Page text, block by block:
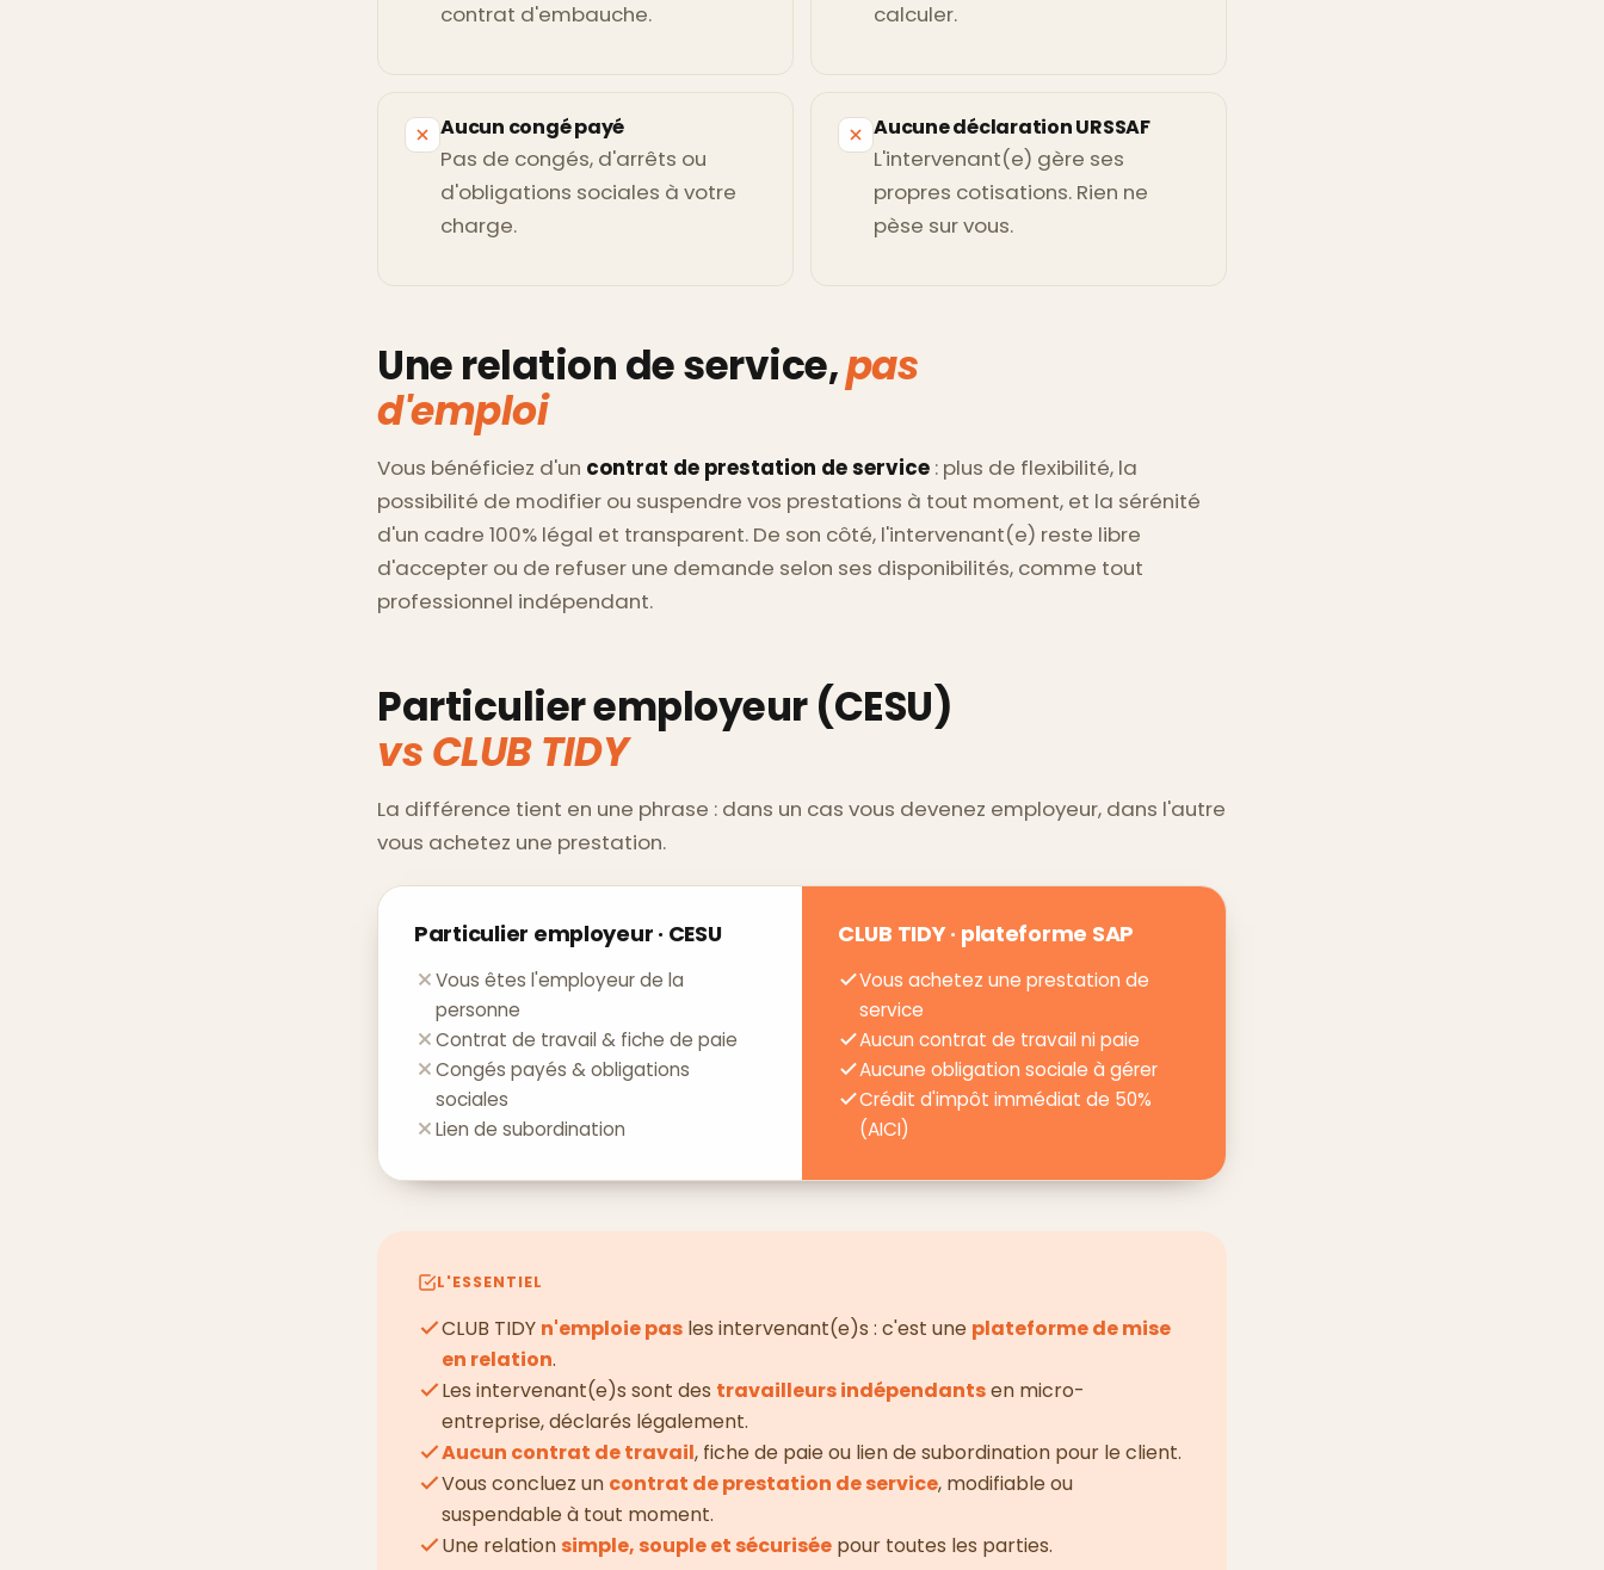
contrat d'embauche.
calculer.
Aucun congé payé
Pas de congés, d'arrêts ou
d'obligations sociales à votre
charge.
Aucune déclaration URSSAF
L'intervenant(e) gère ses
propres cotisations. Rien ne
pèse sur vous.
Une relation de service,pas
d'emploi
Vous bénéficiez d'un contrat de prestation de service : plus de flexibilité, la
possibilité de modifier ou suspendre vos prestations à tout moment, et la sérénité
d'un cadre 100% légal et transparent. De son côté, l'intervenant(e) reste libre
d'accepter ou de refuser une demande selon ses disponibilités, comme tout
professionnel indépendant.
Particulier employeur (CESU)
vs CLUB TIDY
La différence tient en une phrase : dans un cas vous devenez employeur, dans l'autre
vous achetez une prestation.
Particulier employeur · CESU
Vous êtes l'employeur de la
personne
Contrat de travail & fiche de paie
Congés payés & obligations
sociales
Lien de subordination
CLUB TIDY · plateforme SAP
Vous achetez une prestation de
service
Aucun contrat de travail ni paie
Aucune obligation sociale à gérer
Crédit d'impôt immédiat de 50%
(AICI)
L'ESSENTIEL
CLUB TIDY n'emploie pas les intervenant(e)s : c'est une plateforme de mise
en relation.
Les intervenant(e)s sont des travailleurs indépendantsen micro-
entreprise, déclarés légalement.
Aucun contrat de travail, fiche de paie ou lien de subordination pour le client.
Vous concluez un contrat de prestation de service, modifiable ou
suspendable à tout moment.
Une relation simple, souple et sécurisée pour toutes les parties.